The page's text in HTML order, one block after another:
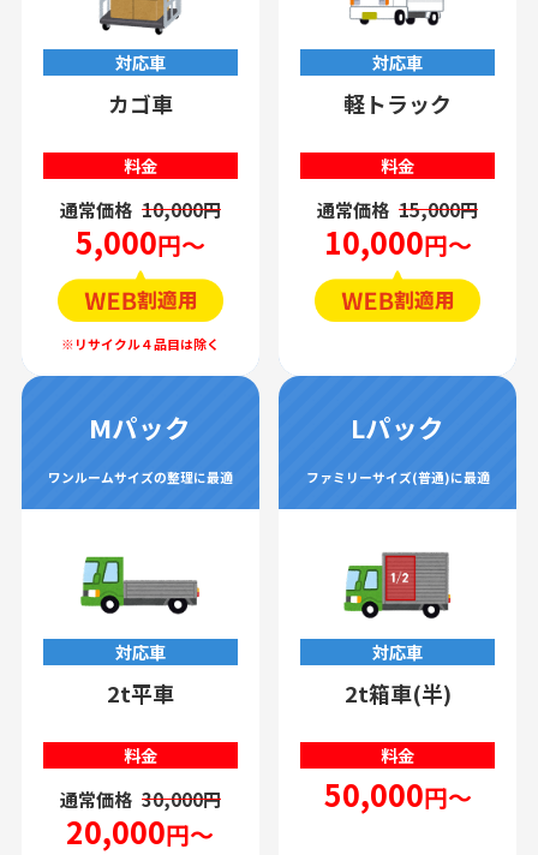
対応車
カゴ車
料金
通常価格 10,000円
5,000円～
対応車
軽トラック
料金
通常価格 15,000円
10,000円～
Mパック
ワンルームサイズの整理に最適
対応車
2t平車
料金
通常価格 30,000円
20,000円～
Lパック
ファミリーサイズ(普通)に最適
対応車
2t箱車(半)
料金
50,000円～